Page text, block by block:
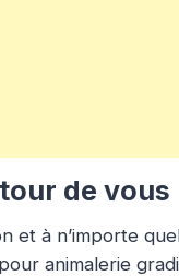
de vous
et à n’importe
animalerie